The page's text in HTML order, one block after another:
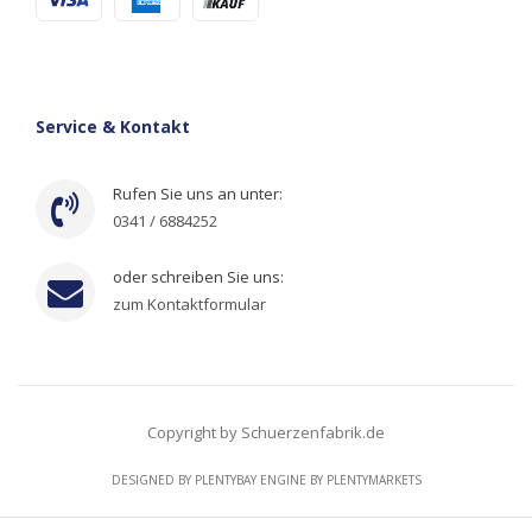
Service & Kontakt
Rufen Sie uns an unter:
0341 / 6884252
oder schreiben Sie uns:
zum Kontaktformular
Copyright by Schuerzenfabrik.de
DESIGNED BY PLENTYBAYENGINE BY PLENTYMARKETS